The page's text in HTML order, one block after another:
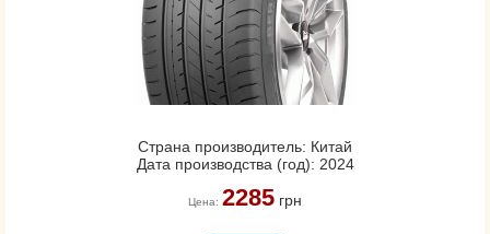
Страна производитель: Китай
Дата производства (год): 2024
Цена: 2285грн